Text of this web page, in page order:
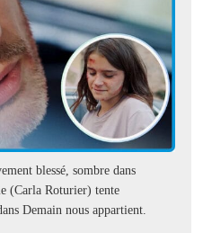
blessé, sombre dans
(Carla Roturier) tente
Demain nous appartient.